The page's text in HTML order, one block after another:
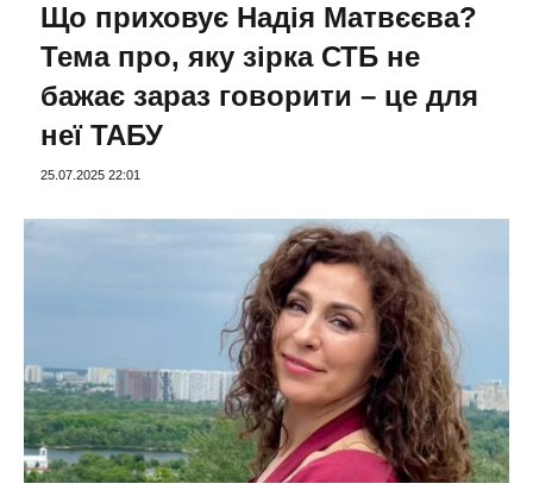
Що приховує Надія Матвєєва?
Тема про, яку зірка СТБ не
бажає зараз говорити – це для
неї ТАБУ
25.07.2025 22:01